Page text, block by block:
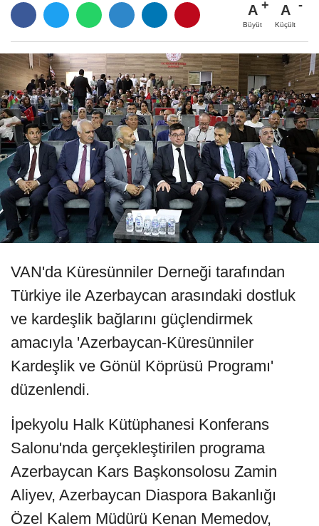
A
Büyüt
A
Küçült
VAN'da Küresünniler Derneği tarafından
Türkiye ile Azerbaycan arasındaki dostluk
ve kardeşlik bağlarını güçlendirmek
amacıyla 'Azerbaycan-Küresünniler
Kardeşlik ve Gönül Köprüsü Programı'
düzenlendi.
İpekyolu Halk Kütüphanesi Konferans
Salonu'nda gerçekleştirilen programa
Azerbaycan Kars Başkonsolosu Zamin
Aliyev, Azerbaycan Diaspora Bakanlığı
Özel Kalem Müdürü Kenan Memedov,